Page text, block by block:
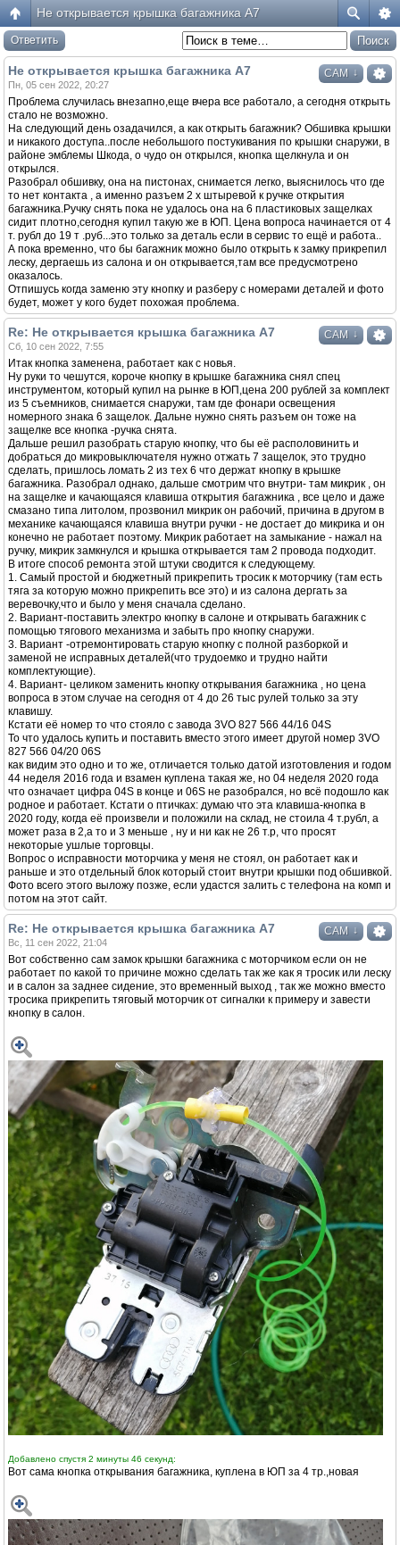
Не открывается крышка багажника А7
Ответить
САМ ↓
Не открывается крышка багажника А7
Пн, 05 сен 2022, 20:27
Проблема случилась внезапно,еще вчера все работало, а сегодня открыть
стало не возможно.
На следующий день озадачился, а как открыть багажник? Обшивка крышки
и никакого доступа..после небольшого постукивания по крышки снаружи, в
районе эмблемы Шкода, о чудо он открылся, кнопка щелкнула и он
открылся.
Разобрал обшивку, она на пистонах, снимается легко, выяснилось что где
то нет контакта , а именно разъем 2 х штыревой к ручке открытия
багажника.Ручку снять пока не удалось она на 6 пластиковых защелках
сидит плотно,сегодня купил такую же в ЮП. Цена вопроса начинается от 4
т. рубл до 19 т .руб...это только за деталь если в сервис то ещё и работа..
А пока временно, что бы багажник можно было открыть к замку прикрепил
леску, дергаешь из салона и он открывается,там все предусмотрено
оказалось.
Отпишусь когда заменю эту кнопку и разберу с номерами деталей и фото
будет, может у кого будет похожая проблема.
САМ ↓
Re: Не открывается крышка багажника А7
Сб, 10 сен 2022, 7:55
Итак кнопка заменена, работает как с новья.
Ну руки то чешутся, короче кнопку в крышке багажника снял спец
инструментом, который купил на рынке в ЮП,цена 200 рублей за комплект
из 5 съемников, снимается снаружи, там где фонари освещения
номерного знака 6 защелок. Дальне нужно снять разъем он тоже на
защелке все кнопка -ручка снята.
Дальше решил разобрать старую кнопку, что бы её располовинить и
добраться до микровыключателя нужно отжать 7 защелок, это трудно
сделать, пришлось ломать 2 из тех 6 что держат кнопку в крышке
багажника. Разобрал однако, дальше смотрим что внутри- там микрик , он
на защелке и качающаяся клавиша открытия багажника , все цело и даже
смазано типа литолом, прозвонил микрик он рабочий, причина в другом в
механике качающаяся клавиша внутри ручки - не достает до микрика и он
конечно не работает поэтому. Микрик работает на замыкание - нажал на
ручку, микрик замкнулся и крышка открывается там 2 провода подходит.
В итоге способ ремонта этой штуки сводится к следующему.
1. Самый простой и бюджетный прикрепить тросик к моторчику (там есть
тяга за которую можно прикрепить все это) и из салона дергать за
веревочку,что и было у меня сначала сделано.
2. Вариант-поставить электро кнопку в салоне и открывать багажник с
помощью тягового механизма и забыть про кнопку снаружи.
3. Вариант -отремонтировать старую кнопку с полной разборкой и
заменой не исправных деталей(что трудоемко и трудно найти
комплектующие).
4. Вариант- целиком заменить кнопку открывания багажника , но цена
вопроса в этом случае на сегодня от 4 до 26 тыс рулей только за эту
клавишу.
Кстати её номер то что стояло с завода 3VO 827 566 44/16 04S
То что удалось купить и поставить вместо этого имеет другой номер 3VO
827 566 04/20 06S
как видим это одно и то же, отличается только датой изготовления и годом
44 неделя 2016 года и взамен куплена такая же, но 04 неделя 2020 года
что означает цифра 04S в конце и 06S не разобрался, но всё подошло как
родное и работает. Кстати о птичках: думаю что эта клавиша-кнопка в
2020 году, когда её произвели и положили на склад, не стоила 4 т.рубл, а
может раза в 2,а то и 3 меньше , ну и ни как не 26 т.р, что просят
некоторые ушлые торговцы.
Вопрос о исправности моторчика у меня не стоял, он работает как и
раньше и это отдельный блок который стоит внутри крышки под обшивкой.
Фото всего этого выложу позже, если удастся залить с телефона на комп и
потом на этот сайт.
САМ ↓
Re: Не открывается крышка багажника А7
Вс, 11 сен 2022, 21:04
Вот собственно сам замок крышки багажника с моторчиком если он не
работает по какой то причине можно сделать так же как я тросик или леску
и в салон за заднее сидение, это временный выход , так же можно вместо
тросика прикрепить тяговый моторчик от сигналки к примеру и завести
кнопку в салон.
Добавлено спустя 2 минуты 46 секунд:
Вот сама кнопка открывания багажника, куплена в ЮП за 4 тр.,новая